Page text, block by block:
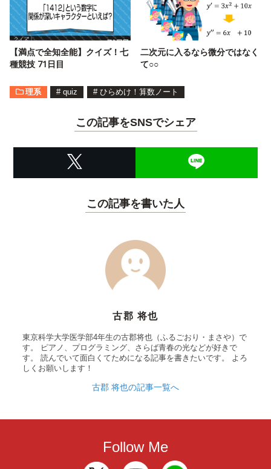
【満点で全知全能】クイズ！七
種競技 71日目
二次元に入るなら微分ではなく
て○○
理系 # quiz # ひらめけ！算数ノート
この記事をSNSでシェア
この記事を書いた人
古郡 将也
東京科学大学医学部4年生の古郡将也（ふるごおり・まさや）で
す。 ピアノ、プログラミング、さらば青春の光などが好きで
す。 読んでいて面白くてためになる記事を書きたいです。 よろ
しくお願いします！
古郡 将也の記事一覧へ
Follow Me